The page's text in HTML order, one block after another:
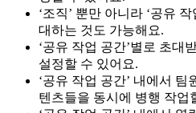
‘조직’ 뿐만 아니라 ‘공유
대하는 것도 가능해요.
‘공유 작업 공간’별로 초대
설정할 수 있어요.
‘공유 작업 공간’ 내에서
텐츠들을 동시에 병행 작업